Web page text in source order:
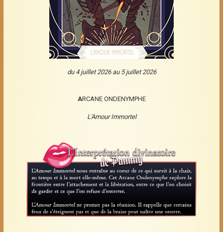
du 4 juillet 2026 au 5 juillet 2026
ARCANE ONDENYMPHE
L'Amour Immortel